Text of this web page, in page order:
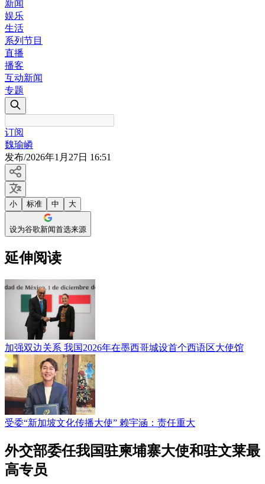
新闻
娱乐
生活
系列节目
直播
播客
互动新闻
专题
订阅
魏瑜嶙
发布/2026年1月27日 16:51
小 标准 中 大
设为谷歌新闻首选来源
延伸阅读
加强双边关系 我国2026年在墨西哥城设首个西语区大使馆
受委“新加坡文化传播大使” 赖宇涵：责任重大
外交部委任我国驻柬埔寨大使和驻文莱最
高专员